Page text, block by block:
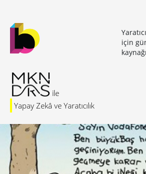
için
kaynağı
Yapay Zekâ ve Yaratıcılık